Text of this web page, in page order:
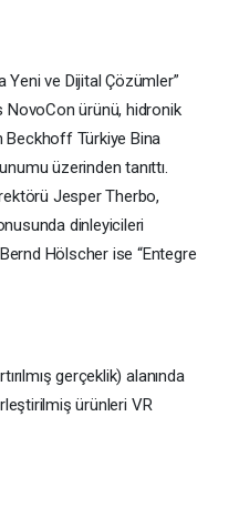
Yeni ve Dijital Çözümler”
NovoCon ürünü, hidronik
Beckhoff Türkiye Bina
üzerinden tanıttı.
Jesper Therbo,
dinleyicileri
Hölscher ise “Entegre
gerçeklik) alanında
ürünleri VR